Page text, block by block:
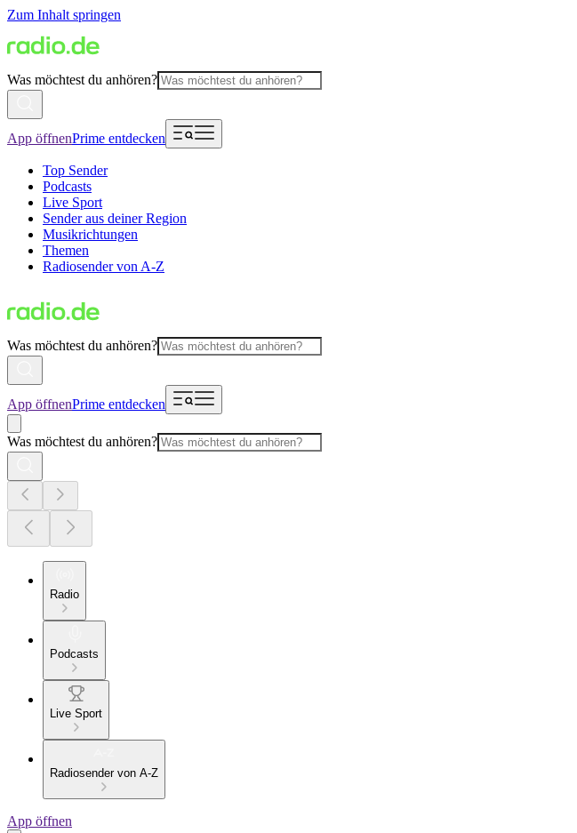
Zum Inhalt springen
Was möchtest du anhören?
App öffnenPrime entdecken
Top Sender
Podcasts
Live Sport
Sender aus deiner Region
Musikrichtungen
Themen
Radiosender von A-Z
Was möchtest du anhören?
App öffnenPrime entdecken
Was möchtest du anhören?
Radio
Podcasts
Live Sport
Radiosender von A-Z
App öffnen